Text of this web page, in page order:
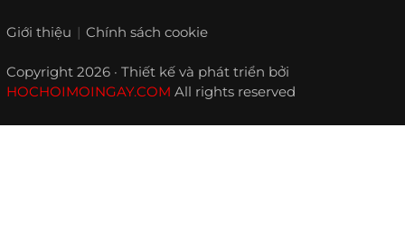
Giới thiệu Chính sách cookie
Copyright 2026 · Thiết kế và phát triển bởi
HOCHOIMOINGAY.COM All rights reserved